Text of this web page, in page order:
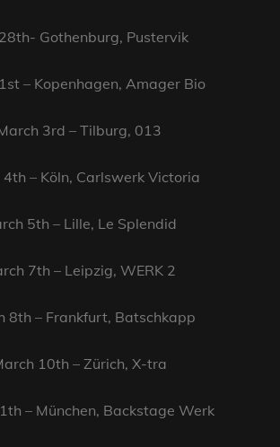
Gothenburg, Pustervik
– Kopenhagen, Amager Bio
3rd – Tilburg, 013
4th – Köln, Carlswerk Victoria
5th – Lille, Le Splendid
7th – Leipzig, WERK 2
8th – Frankfurt, Batschkapp
10th – Zürich, X-tra
– München, Backstage Werk